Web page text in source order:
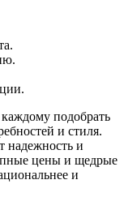
подобрать
и стиля.
надежность и
цены и щедрые
и